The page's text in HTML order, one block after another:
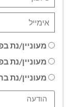
מעוניין/נת
מעוניין/נת
מעוניין/נת